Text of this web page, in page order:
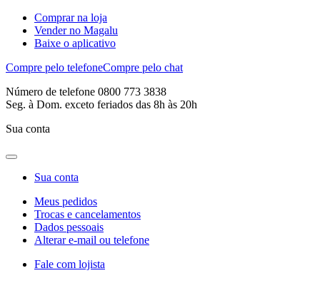
Comprar na loja
Vender no Magalu
Baixe o aplicativo
Compre pelo telefoneCompre pelo chat
Número de telefone 0800 773 3838
Seg. à Dom. exceto feriados das 8h às 20h
Sua conta
Sua conta
Meus pedidos
Trocas e cancelamentos
Dados pessoais
Alterar e-mail ou telefone
Fale com lojista